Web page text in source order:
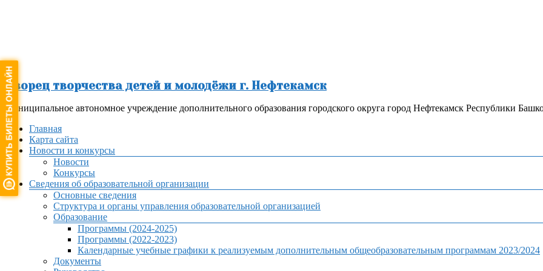
Дворец творчества детей и молодёжи г. Нефтекамск
Муниципальное автономное учреждение дополнительного образования городского округа город Нефтекамск Республики
МенюГлавная
Карта сайта
Новости и конкурсы
Новости
Конкурсы
Сведения об образовательной организации
Основные сведения
Структура и органы управления образовательной организацией
Образование
Программы (2024-2025)
Программы (2022-2023)
Календарные учебные графики к реализуемым дополнительным общеобразовательным программам 2023/2024
Документы